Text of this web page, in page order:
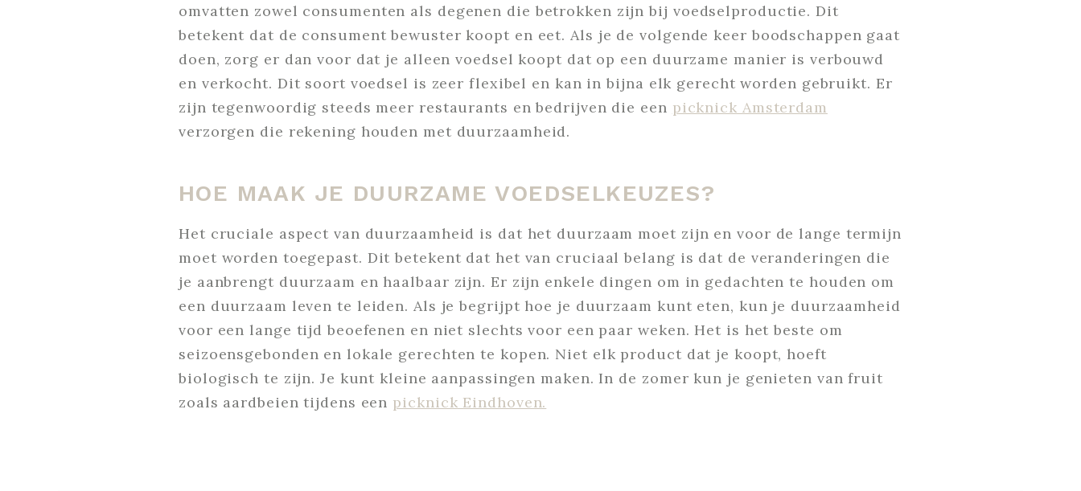
omvatten zowel consumenten als degenen die betrokken zijn bij voedselproductie. Dit
betekent dat de consument bewuster koopt en eet. Als je de volgende keer boodschappen gaat
doen, zorg er dan voor dat je alleen voedsel koopt dat op een duurzame manier is verbouwd
en verkocht. Dit soort voedsel is zeer flexibel en kan in bijna elk gerecht worden gebruikt. Er
zijn tegenwoordig steeds meer restaurants en bedrijven die een picknick Amsterdam
verzorgen die rekening houden met duurzaamheid.
HOE MAAK JE DUURZAME VOEDSELKEUZES?
Het cruciale aspect van duurzaamheid is dat het duurzaam moet zijn en voor de lange termijn
moet worden toegepast. Dit betekent dat het van cruciaal belang is dat de veranderingen die
je aanbrengt duurzaam en haalbaar zijn. Er zijn enkele dingen om in gedachten te houden om
een ​​duurzaam leven te leiden. Als je begrijpt hoe je duurzaam kunt eten, kun je duurzaamheid
voor een lange tijd beoefenen en niet slechts voor een paar weken. Het is het beste om
seizoensgebonden en lokale gerechten te kopen. Niet elk product dat je koopt, hoeft
biologisch te zijn. Je kunt kleine aanpassingen maken. In de zomer kun je genieten van fruit
zoals aardbeien tijdens een picknick Eindhoven.